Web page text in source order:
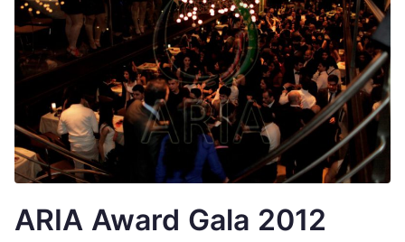
ARIA Award Gala 2012